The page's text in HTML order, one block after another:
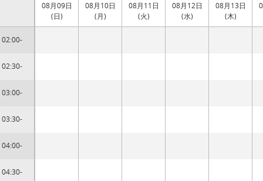
02:00-
02:30-
03:00-
03:30-
04:00-
04:30-
08月09日
(日)
08月10日
(月)
08月11日
(火)
08月12日
(水)
08月13日
(木)